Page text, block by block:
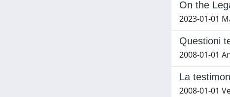
On the
2023-01-01
Questioni
2008-01-01
La
2008-01-01